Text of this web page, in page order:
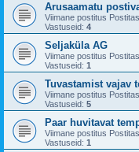
Arusaamatu
Viimane postitus Postitas
Vastuseid: 4
Seljaküla AG
Viimane postitus Postitas
Vastuseid: 1
Tuvastamist vajav
Viimane postitus Postitas
Vastuseid: 5
Paar huvitavat
Viimane postitus Postitas
Vastuseid: 1